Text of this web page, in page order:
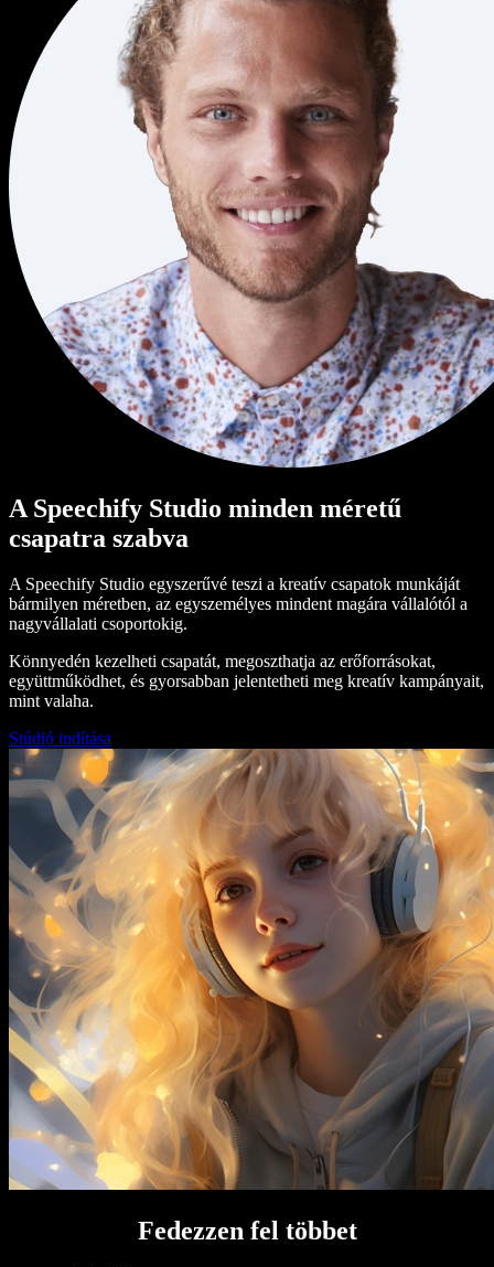
A Speechify Studio minden méretű
csapatra szabva
A Speechify Studio egyszerűvé teszi a kreatív csapatok munkáját
bármilyen méretben, az egyszemélyes mindent magára vállalótól a
nagyvállalati csoportokig.
Könnyedén kezelheti csapatát, megoszthatja az erőforrásokat,
együttműködhet, és gyorsabban jelentetheti meg kreatív kampányait,
mint valaha.
Stúdió indítása
Fedezzen fel többet